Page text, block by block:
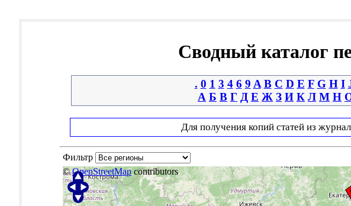
Сводный каталог
. 0 1 3 4 6 9 A B C D E F G H I
А Б В Г Д Е Ж З И К Л М Н
Для получения копий статей из
Фильтр
©OpenStreetMapcontributors